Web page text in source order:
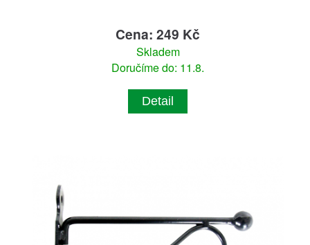
Cena: 249 Kč
Skladem
Doručíme do: 11.8.
Detail